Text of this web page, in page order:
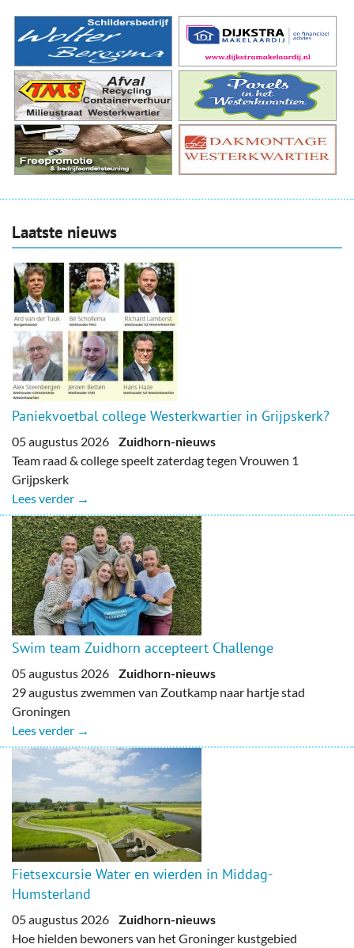
Laatste nieuws
Paniekvoetbal college Westerkwartier in Grijpskerk?
05 augustus 2026 Zuidhorn-nieuws
Team raad & college speelt zaterdag tegen Vrouwen 1
Grijpskerk
Lees verder →
Swim team Zuidhorn accepteert Challenge
05 augustus 2026 Zuidhorn-nieuws
29 augustus zwemmen van Zoutkamp naar hartje stad
Groningen
Lees verder →
Fietsexcursie Water en wierden in Middag-
Humsterland
05 augustus 2026 Zuidhorn-nieuws
Hoe hielden bewoners van het Groninger kustgebied